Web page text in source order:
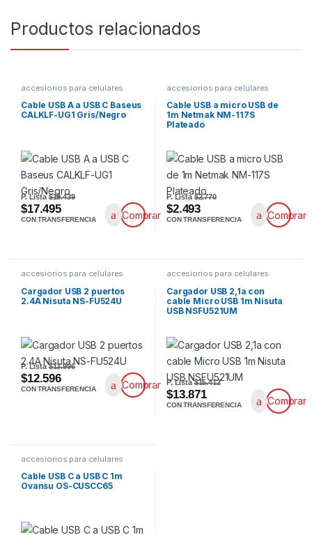
Productos relacionados
accesiorios para celulares
Cable USB A a USB C Baseus
CALKLF-UG1 Gris/Negro
P. Lista$19.439
$17.495
CON TRANSFERENCIA Comprar
accesiorios para celulares
Cable USB a micro USB de
1m Netmak NM-117S
Plateado
P. Lista$2.770
$2.493
CON TRANSFERENCIA Comprar
accesiorios para celulares
Cargador USB 2 puertos
2.4A Nisuta NS-FU524U
P. Lista$13.996
$12.596
CON TRANSFERENCIA Comprar
accesiorios para celulares
Cargador USB 2,1a con
cable Micro USB 1m Nisuta
USB NSFU521UM
P. Lista$15.412
$13.871
CON TRANSFERENCIA Comprar
accesiorios para celulares
Cable USB C a USB C 1m
Ovansu OS-CUSCC65